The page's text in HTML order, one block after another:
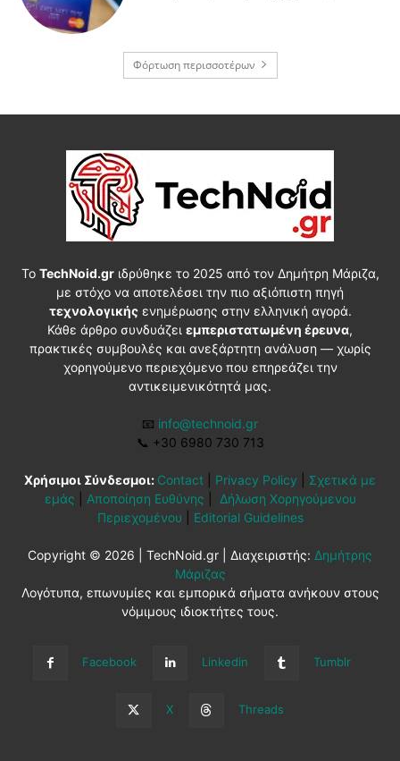
Φόρτωση περισσοτέρων
Το TechNoid.grιδρύθηκε το 2025 από τον Δημήτρη Μάριζα,
με στόχο να αποτελέσει την πιο αξιόπιστη πηγή
τεχνολογικήςενημέρωσης στην ελληνική αγορά.
Κάθε άρθρο συνδυάζει εμπεριστατωμένη έρευνα,
πρακτικές συμβουλές και ανεξάρτητη ανάλυση — χωρίς
χορηγούμενο περιεχόμενο που επηρεάζει την
αντικειμενικότητά μας.
📧 info@technoid.gr
📞 +30 6980 730 713
Χρήσιμοι Σύνδεσμοι: Contact Privacy Policy
Σχετικά με
εμάς
Αποποίηση Ευθύνης
Δήλωση Χορηγούμενου
Περιεχομένου
Editorial Guidelines
Copyright © 2026 | TechNoid.gr | Διαχειριστής: Δημήτρης
Μάριζας
Λογότυπα, επωνυμίες και εμπορικά σήματα ανήκουν στους
νόμιμους ιδιοκτήτες τους.
Facebook Linkedin Tumblr
X Threads